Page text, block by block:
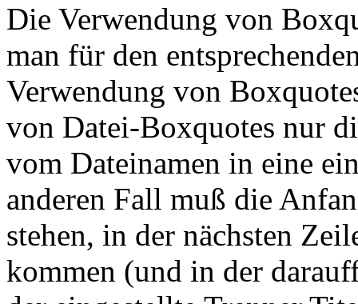
Die Verwendung von
man für den
Verwendung von
von Datei-Boxquotes nur
vom Dateinamen in eine
anderen Fall muß die
stehen, in der nächsten
kommen (und in der